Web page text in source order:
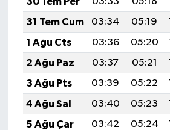
31 Tem Cum
03:34 05:19
1 Ağu Cts
03:36 05:20
2 Ağu Paz
03:37 05:21
3 Ağu Pts
03:39 05:22
4 Ağu Sal
03:40 05:23
5 Ağu Çar
03:42 05:24